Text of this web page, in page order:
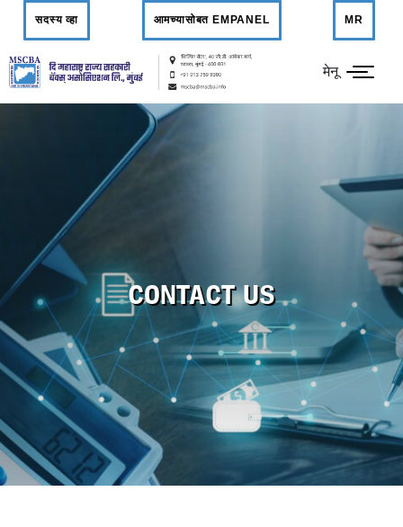
सदस्य व्हा आमच्यासोबत EMPANEL MR
मेनू
CONTACT US